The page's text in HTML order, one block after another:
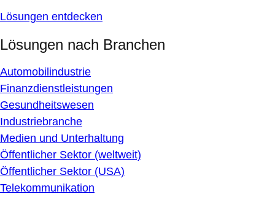
Lösungen entdecken
Lösungen nach Branchen
Automobilindustrie
Finanzdienstleistungen
Gesundheitswesen
Industriebranche
Medien und Unterhaltung
Öffentlicher Sektor (weltweit)
Öffentlicher Sektor (USA)
Telekommunikation